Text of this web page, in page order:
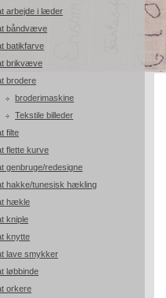
arbejde i læder
båndvæve
batikfarve
brikvæve
brodere
broderimaskine
Tekstile billeder
filte
flette kurve
genbruge/redesigne
hakke/tunesisk hækling
hækle
kniple
knytte
lave smykker
løbbinde
orkere